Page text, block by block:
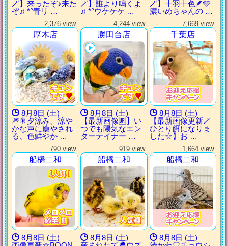
🪄】来ったぞ♪来た
ぞ♬*°青リ …
🪄】誰より鳴くよ
♬*°ウケケケ …
🪄】十羽十色🪶🩵
濃いめちゃんの …
2,376 view
厚木店
8月8日 (土)
🎆🎇夕涼み、涼や
かな声に癒やされ
る、色鮮やか …
4,244 view
勝田台店
8月8日 (土)
【最新画像🆙】い
つでも陽気なエン
ターテイナー …
7,669 view
千葉店
8月8日 (土)
【最新画像更新🪄
ひとり餌になりま
した‪☆】お …
790 view
船橋二和
1人餌！
1人餌！
1人餌！
1人餌！
8月8日 (土)
919 view
船橋二和
8月8日 (土)
1,664 view
船橋二和
8月8日 (土)